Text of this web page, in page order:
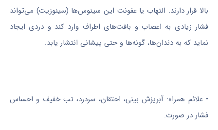
بالا قرار دارند. التهاب یا عفونت این سینوس‌ها (سینوزیت) می‌تواند
فشار زیادی به اعصاب و بافت‌های اطراف وارد کند و دردی ایجاد
نماید که به دندان‌ها، گونه‌ها و حتی پیشانی انتشار یابد.
• علائم همراه: آبریزش بینی، احتقان، سردرد، تب خفیف و احساس
فشار در صورت.